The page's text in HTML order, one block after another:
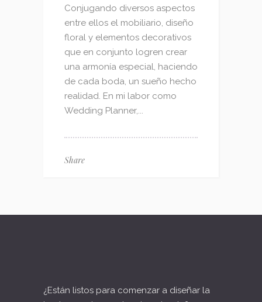
Conjugando diversos aspectos
entre ellos el mobiliario, diseño
floral y elementos decorativos
que en conjunto logren crear
una armonía especial, haciendo
de cada boda, un sueño hecho
realidad. En mi labor como
Wedding Planner,...
Share
¿Están listos para comenzar a diseñar la